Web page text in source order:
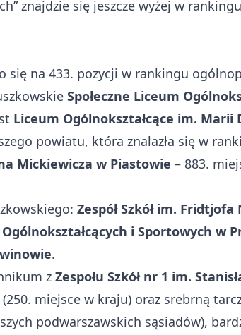
znajdzie się jeszcze wyżej w
się na 433. pozycji w rankingu
Społeczne Liceum
Liceum Ogólnokształcące im. Marii
powiatu, która znalazła się w
Mickiewicza w Piastowie – 883.
Zespół Szkół im. Fridtjofa
Ogólnokształcących i Sportowych w
.
z Zespołu Szkół nr 1 im.
miejsce w kraju) oraz srebrną
podwarszawskich sąsiadów),